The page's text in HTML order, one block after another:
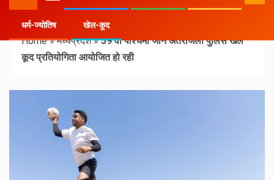
धर्म-ज्योतिष खेल-कूद
Home»मध्यप्रदेश»59 वी पश्चिमी जोन अंतरजिला पुलिस खेल
कूद प्रतियोगिता आयोजित हो रही